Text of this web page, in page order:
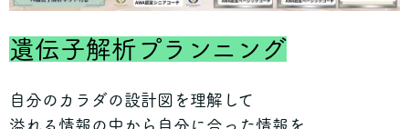
遺伝子解析プランニング
自分のカラダの設計図を理解して
溢れる情報の中から自分に合った情報を